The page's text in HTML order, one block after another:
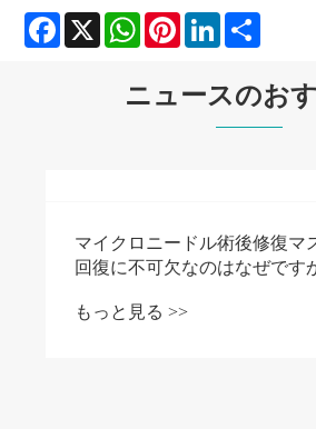
Facebook
X WhatsApp
PinterestLinkedIn
ニュースのお